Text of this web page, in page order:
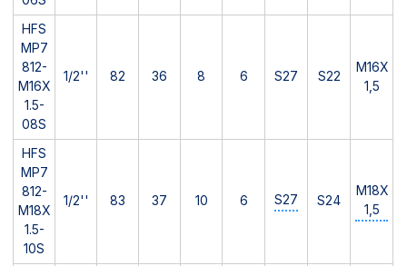
HFS
MP7
812-
M16X
1.5-
08S
1/2'' 82 36 8 6 S27 S22
M16X
1,5
HFS
MP7
812-
M18X
1.5-
10S
1/2'' 83 37 10 6 S27 S24
M18X
1,5